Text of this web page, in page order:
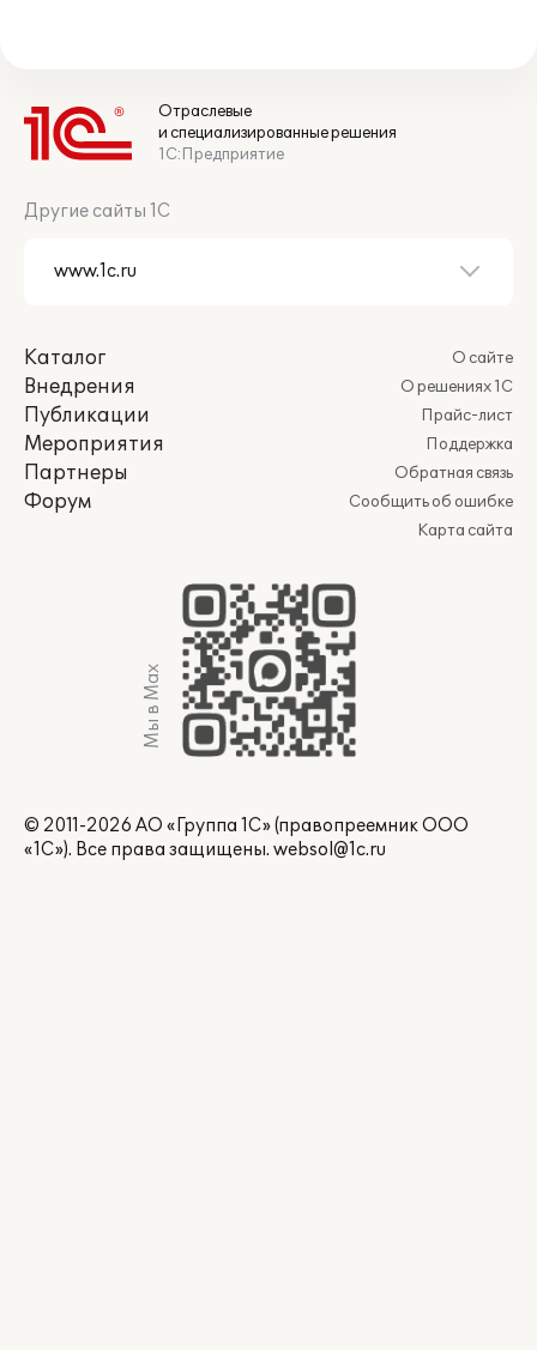
Отраслевые
и специализированные решения
1С:Предприятие
Другие сайты 1С
Каталог
Внедрения
Публикации
Мероприятия
Партнеры
Форум
О сайте
О решениях 1С
Прайс-лист
Поддержка
Обратная связь
Сообщить об ошибке
Карта сайта
Мы в Max
© 2011-2026 АО «Группа 1С» (правопреемник ООО
«1С»). Все права защищены. websol@1c.ru